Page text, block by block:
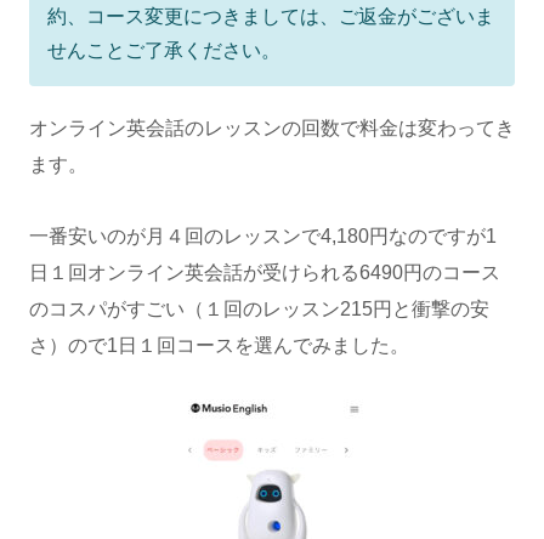
約、
コース変更につきましては、
ご返金がございま
せんことご了承ください。
オンライン英会話のレッスンの回数で料金は変わってき
ます。
一番安いのが月４回のレッスンで4,180円なのですが1
日１回オンライン英会話が受けられる6490円のコース
のコスパがすごい（１回のレッスン215円と衝撃の安
さ）ので1日１回コースを選んでみました。